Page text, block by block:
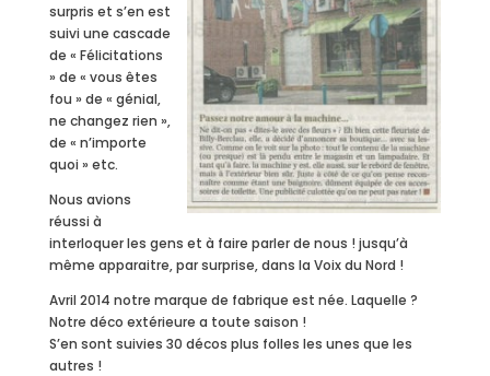
surpris et s’en est
suivi une cascade
de « Félicitations
» de « vous êtes
fou » de « génial,
ne changez rien »,
de « n’importe
quoi » etc.
Nous avions
réussi à
interloquer les gens et à faire parler de nous ! jusqu’à
même apparaitre, par surprise, dans la Voix du Nord !
Avril 2014 notre marque de fabrique est née. Laquelle ?
Notre déco extérieure a toute saison !
S’en sont suivies 30 décos plus folles les unes que les
autres !